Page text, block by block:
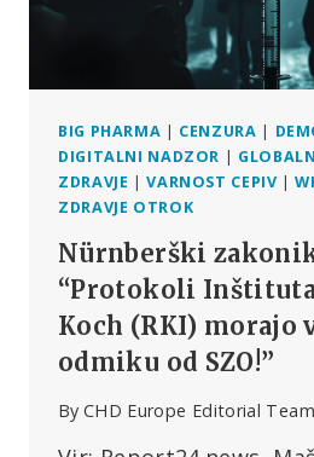
BIG PHARMA | CENZURA |
DIGITALNI NADZOR |
ZDRAVJE |VARNOST CEPIV |
ZDRAVJE OTROK
Nürnberški
“Protokoli
Koch (RKI) morajo
odmiku od SZO!”
By CHD Europe Editorial Team